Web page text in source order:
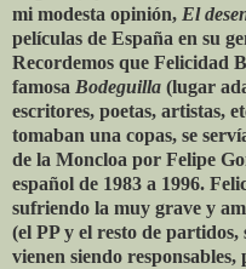
mi modesta opinión, El
películas de España en su
Recordemos que Felicidad
famosa Bodeguilla (lugar
escritores, poetas, artistas,
tomaban una copas, se
de la Moncloa por Felipe
español de 1983 a 1996.
sufriendo la muy grave y
(el PP y el resto de
vienen siendo